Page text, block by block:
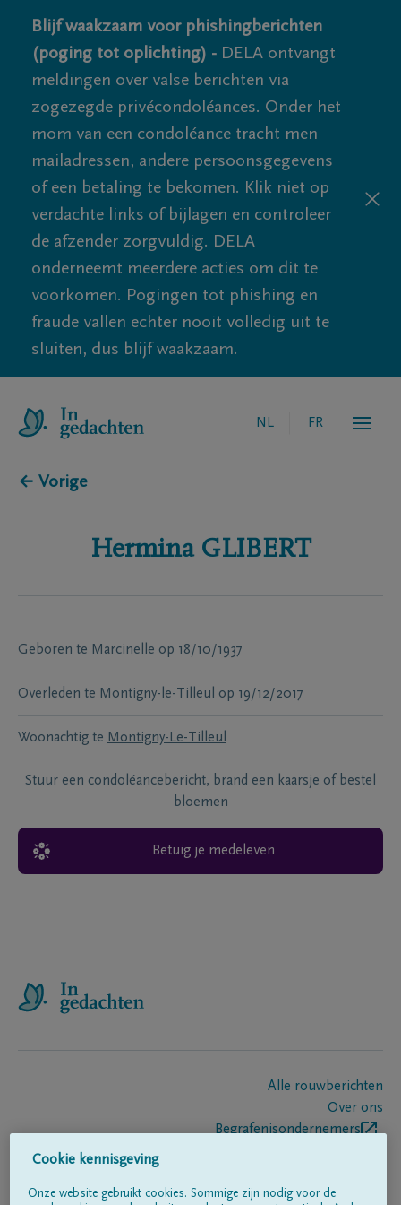
Blijf waakzaam voor phishingberichten
(poging tot oplichting) - DELA ontvangt
meldingen over valse berichten via
zogezegde privécondoléances. Onder het
mom van een condoléance tracht men
mailadressen, andere persoonsgegevens
of een betaling te bekomen. Klik niet op
verdachte links of bijlagen en controleer
de afzender zorgvuldig. DELA
onderneemt meerdere acties om dit te
voorkomen. Pogingen tot phishing en
fraude vallen echter nooit volledig uit te
sluiten, dus blijf waakzaam.
NL FR
← Vorige
Hermina GLIBERT
Geboren te Marcinelle op 18/10/1937
Overleden te Montigny-le-Tilleul op 19/12/2017
Woonachtig te Montigny-Le-Tilleul
Stuur een condoléancebericht, brand een kaarsje of bestel
bloemen
Betuig je medeleven
Alle rouwberichten
Over ons
Begrafenisondernemers
Cookie kennisgeving
Onze website gebruikt cookies. Sommige zijn nodig voor de